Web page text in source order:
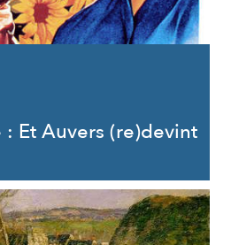
Et Auvers (re)devint